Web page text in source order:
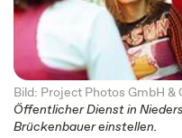
Bild: Project Photos GmbH &
Öffentlicher Dienst in
Brückenbauer einstellen.